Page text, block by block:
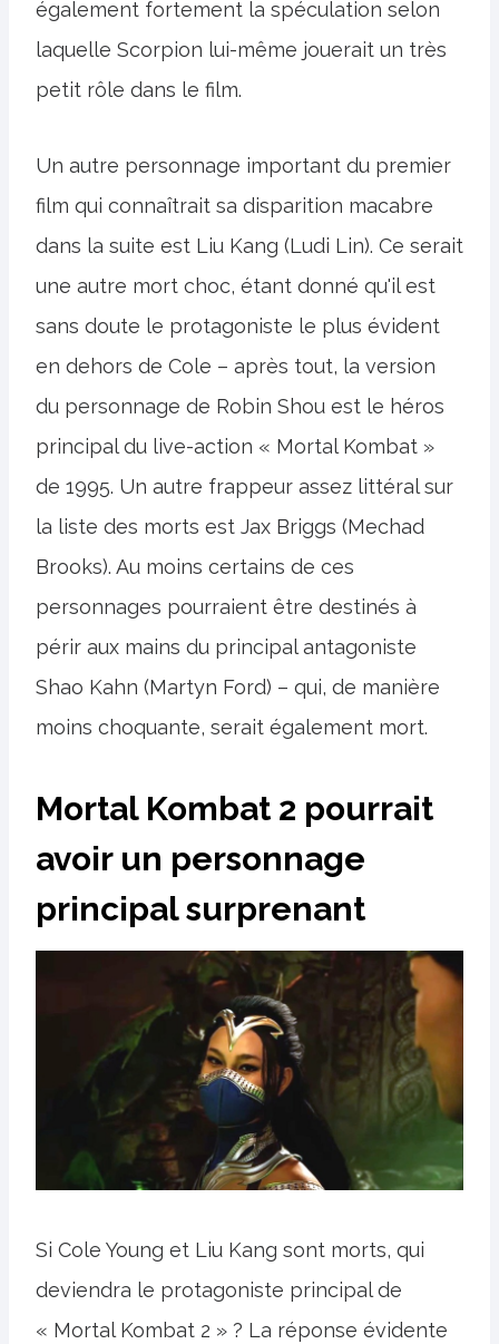
également fortement la spéculation selon
laquelle Scorpion lui-même jouerait un très
petit rôle dans le film.
Un autre personnage important du premier
film qui connaîtrait sa disparition macabre
dans la suite est Liu Kang (Ludi Lin). Ce serait
une autre mort choc, étant donné qu'il est
sans doute le protagoniste le plus évident
en dehors de Cole – après tout, la version
du personnage de Robin Shou est le héros
principal du live-action « Mortal Kombat »
de 1995. Un autre frappeur assez littéral sur
la liste des morts est Jax Briggs (Mechad
Brooks). Au moins certains de ces
personnages pourraient être destinés à
périr aux mains du principal antagoniste
Shao Kahn (Martyn Ford) – qui, de manière
moins choquante, serait également mort.
Mortal Kombat 2 pourrait
avoir un personnage
principal surprenant
Si Cole Young et Liu Kang sont morts, qui
deviendra le protagoniste principal de
« Mortal Kombat 2 » ? La réponse évidente